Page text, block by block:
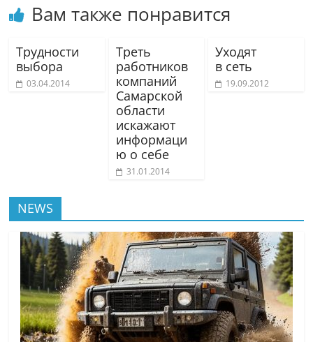
Вам также понравится
Трудности
выбора
03.04.2014
Треть
работников
компаний
Самарской
области
искажают
информаци
ю о себе
31.01.2014
Уходят
в сеть
19.09.2012
NEWS